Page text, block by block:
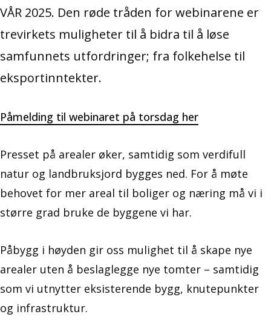
VÅR 2025. Den røde tråden for webinarene er
trevirkets muligheter til å bidra til å løse
samfunnets utfordringer; fra folkehelse til
eksportinntekter.
Påmelding til webinaret på torsdag her
Presset på arealer øker, samtidig som verdifull
natur og landbruksjord bygges ned. For å møte
behovet for mer areal til boliger og næring må vi i
større grad bruke de byggene vi har.
Påbygg i høyden gir oss mulighet til å skape nye
arealer uten å beslaglegge nye tomter – samtidig
som vi utnytter eksisterende bygg, knutepunkter
og infrastruktur.